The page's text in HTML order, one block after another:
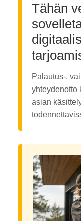
Tähän
Palautus-,
yhteydenotto
asian